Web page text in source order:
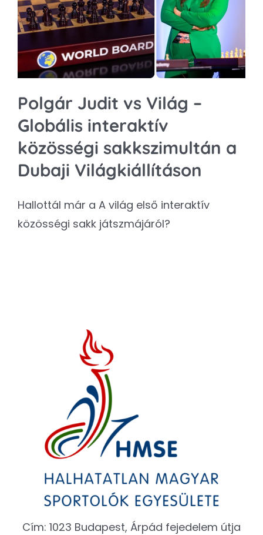
Kapcsolat
SEARCH
FOR:
Polgár Judit vs Világ –
Globális interaktív
közösségi sakkszimultán a
Dubaji Világkiállításon
Hallottál már a A világ első interaktív
közösségi sakk játszmájáról?
Cím: 1023 Budapest, Árpád fejedelem útja